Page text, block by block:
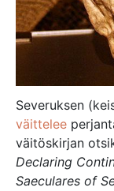
Severuksen
väittelee
väitöskirjan
Declaring
Saeculares of